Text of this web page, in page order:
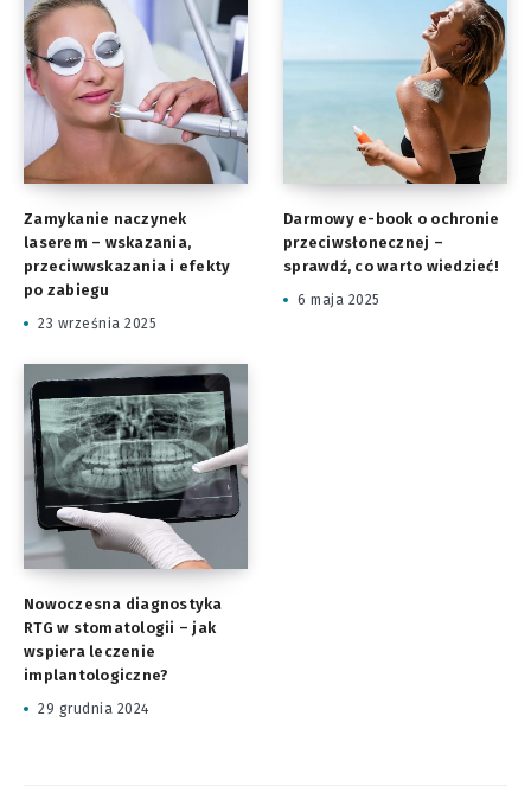
Zamykanie naczynek
laserem – wskazania,
przeciwwskazania i efekty
po zabiegu
23 września 2025
Darmowy e-book o ochronie
przeciwsłonecznej –
sprawdź, co warto wiedzieć!
6 maja 2025
Nowoczesna diagnostyka
RTG w stomatologii – jak
wspiera leczenie
implantologiczne?
29 grudnia 2024